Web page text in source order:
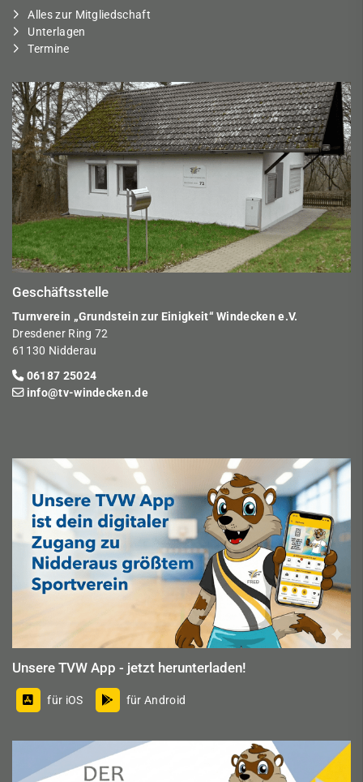
Alles zur Mitgliedschaft
Unterlagen
Termine
Geschäftsstelle
Turnverein „Grundstein zur Einigkeit“ Windecken e.V.
Dresdener Ring 72
61130 Nidderau
06187 25024
info@tv-windecken.de
Unsere TVW App - jetzt herunterladen!
für iOS für Android